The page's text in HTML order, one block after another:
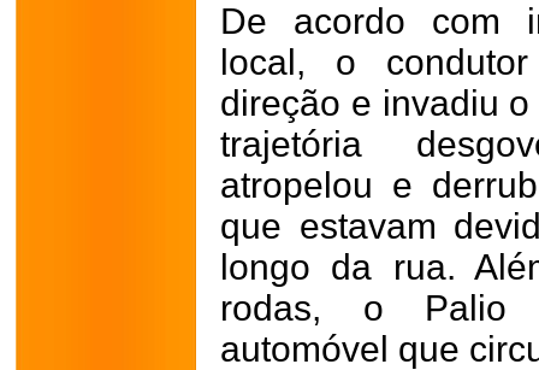
De acordo com
local, o
direção e invadiu
trajetória
atropelou e
que estavam
longo da rua.
rodas, o Palio
automóvel que